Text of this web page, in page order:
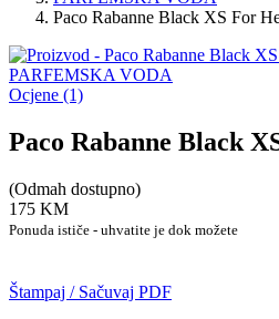
Paco Rabanne Black XS For
PARFEMSKA VODA
Ocjene (1)
Paco Rabanne Black
(Odmah dostupno)
175 KM
Ponuda ističe - uhvatite je dok možete
Štampaj / Sačuvaj PDF